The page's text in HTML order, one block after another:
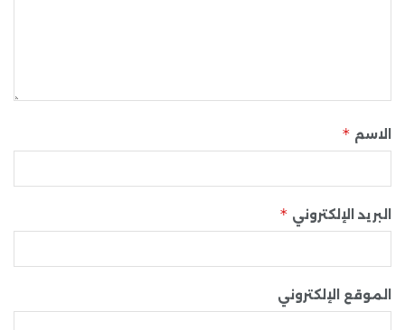
الاسم *
البريد الإلكتروني *
الموقع الإلكتروني